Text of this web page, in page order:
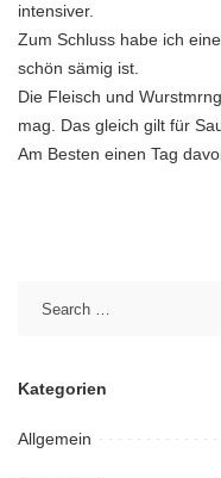
intensiver.
Zum Schluss habe ich
schön sämig ist.
Die Fleisch und
mag. Das gleich gilt für
Am Besten einen Tag
Kategorien
Allgemein